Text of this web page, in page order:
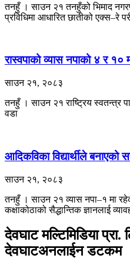
तनहुँ । साउन २१ तनहुँको भिमाद
प्रविधिमा आधारित छातीको एक्स–रे
रास्वपाको व्यास नपाको ४ र
साउन २१, २०८३
तनहुँ । साउन २१ राष्ट्रिय स्वतन्त्र
वडा
आदिकविका विद्यार्थीले
साउन २१, २०८३
तनहुँ । साउन २१ ​व्यास नपा–१ मा
कक्षाकोठाको सैद्धान्तिक ज्ञानलाई
देवघाट मल्टिमिडिया प्रा.
देवघाटअनलाईन डटकम